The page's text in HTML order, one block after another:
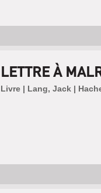
LETTRE À
Livre | Lang, Jack |